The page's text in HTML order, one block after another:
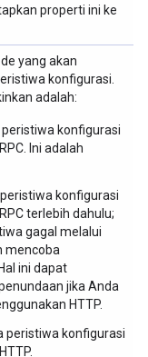
properti ini ke
yang akan
konfigurasi.
adalah:
peristiwa konfigurasi
Ini adalah
konfigurasi
terlebih dahulu;
gagal melalui
mencoba
ini dapat
jika Anda
HTTP.
peristiwa konfigurasi